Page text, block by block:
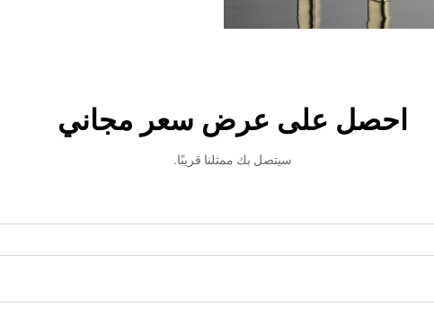
احصل على عرض سعر مجاني
سيتصل بك ممثلنا قريبًا.